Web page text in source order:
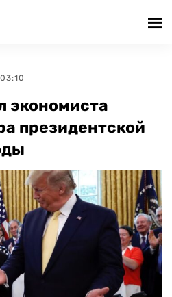
экономиста
президентской